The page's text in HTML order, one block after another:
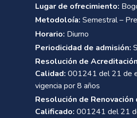
Lugar de ofrecimiento:
Metodoloía: Semestral –
Horario: Diurno
Periodicidad de admisión:
Resolución de
Calidad: 001241 del 21 de
vigencia por 8 años
Resolución de
Calificado: 001241 del 21